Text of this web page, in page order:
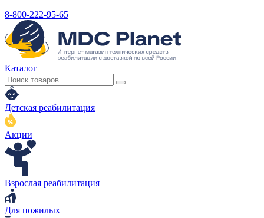
8-800-222-95-65
Каталог
Детская реабилитация
Акции
Взрослая реабилитация
Для пожилых